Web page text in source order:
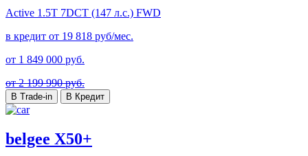
Active 1.5T 7DCT (147 л.с.) FWD
в кредит от 19 818 руб/мес.
от 1 849 000 руб.
от 2 199 990 руб.
В Trade-in В Кредит
belgee X50+